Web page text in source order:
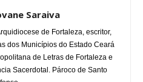
Saraiva
de Fortaleza, escritor,
dos Municípios do Estado Ceará
de Letras de Fortaleza e
Sacerdotal. Pároco de Santo